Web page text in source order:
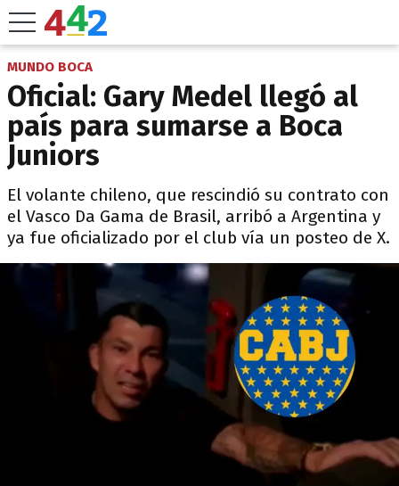
MUNDO BOCA
Oficial: Gary Medel llegó al
país para sumarse a Boca
Juniors
El volante chileno, que rescindió su contrato con
el Vasco Da Gama de Brasil, arribó a Argentina y
ya fue oficializado por el club vía un posteo de X.